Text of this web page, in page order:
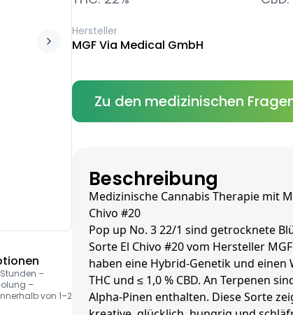
–
–
von 1–2
Hersteller
MGF Via Medical GmbH
Zu den medizinischen
Beschreibung
Medizinische Cannabis Therapie mit
Chivo #20
Pop up No. 3 22/1 sind getrocknete
Sorte El Chivo #20 vom Hersteller
haben eine Hybrid-Genetik und einen
THC und ≤ 1,0 % CBD. An Terpenen
Alpha-Pinen enthalten. Diese Sorte